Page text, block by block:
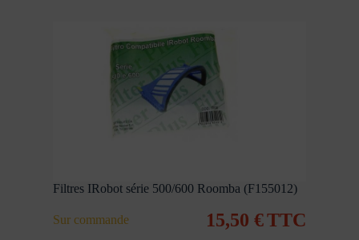
Filtres IRobot série 500/600 Roomba (F155012)
Sur commande 15,50 €TTC